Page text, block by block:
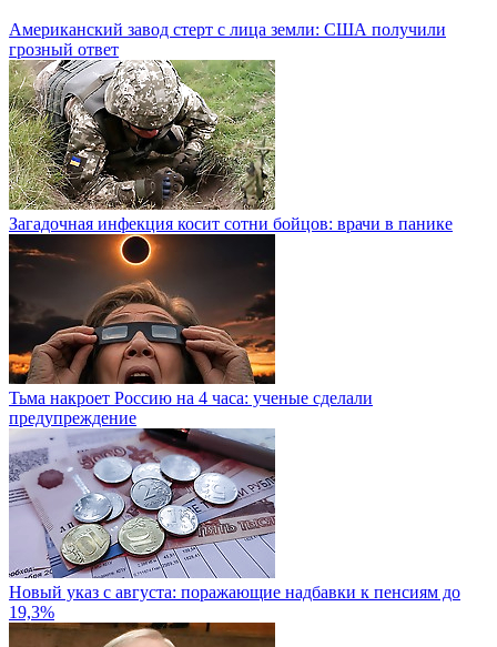
Американский завод стерт с лица земли: США получили
грозный ответ
Загадочная инфекция косит сотни бойцов: врачи в панике
Тьма накроет Россию на 4 часа: ученые сделали
предупреждение
Новый указ с августа: поражающие надбавки к пенсиям до
19,3%